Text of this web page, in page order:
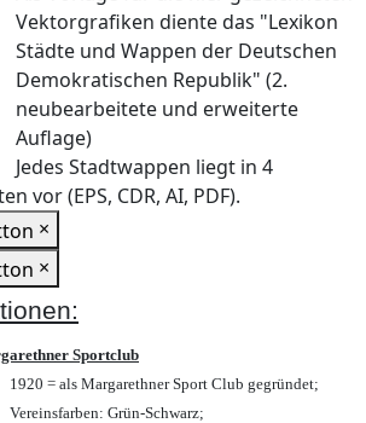
Vektorgrafiken diente das "Lexikon
Städte und Wappen der Deutschen
Demokratischen Republik" (2.
neubearbeitete und erweiterte
Auflage)
Jedes Stadtwappen liegt in 4
vor (EPS, CDR, AI, PDF).
×
×
Sportclub
1920 = als Margarethner Sport Club gegründet;
Vereinsfarben: Grün-Schwarz;